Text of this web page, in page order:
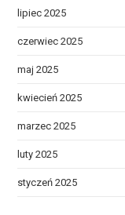
lipiec 2025
czerwiec 2025
maj 2025
kwiecień 2025
marzec 2025
luty 2025
styczeń 2025